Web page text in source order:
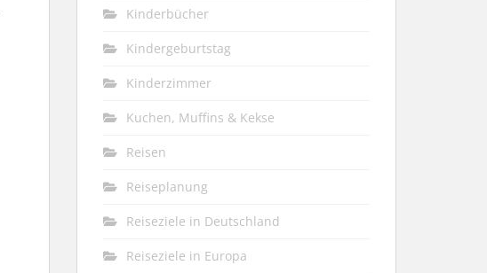
Kinderbücher
Kindergeburtstag
Kinderzimmer
Kuchen, Muffins & Kekse
Reisen
Reiseplanung
Reiseziele in Deutschland
Reiseziele in Europa